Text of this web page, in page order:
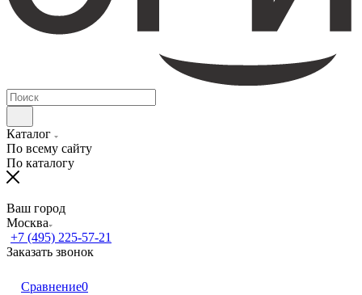
Каталог
По всему сайту
По каталогу
Ваш город
Москва
+7 (495) 225-57-21
Заказать звонок
Сравнение0